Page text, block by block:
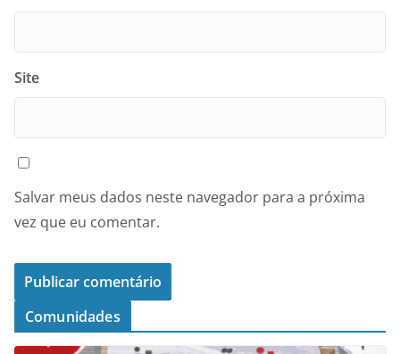
Site
Salvar meus dados neste navegador para a próxima
vez que eu comentar.
Comunidades